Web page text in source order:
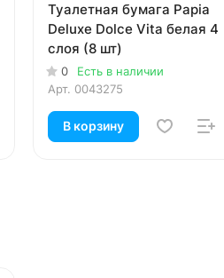
Туалетная бумага Papia
Deluxe Dolce Vita белая 4
слоя (8 шт)
0
Есть в наличии
Арт. 0043275
В корзину